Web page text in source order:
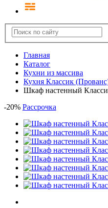
Главная
Каталог
Кухни из массива
Кухня Классик
Шкаф настенный
-20% Рассрочка